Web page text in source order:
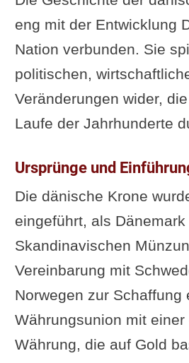
eng mit der Entwicklung
Nation verbunden. Sie
politischen,
Veränderungen wider,
Laufe der Jahrhunderte
Ursprünge und
Die dänische Krone
eingeführt, als Dänemark
Skandinavischen
Vereinbarung mit
Norwegen zur Schaffung
Währungsunion mit
Währung, die auf Gold